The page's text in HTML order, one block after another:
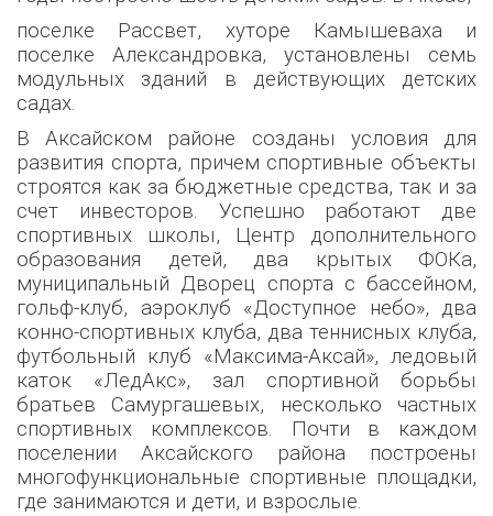
поселке Рассвет, хуторе Камышеваха и
поселке Александровка, установлены семь
модульных зданий в действующих детских
садах.
В Аксайском районе созданы условия для
развития спорта, причем спортивные объекты
строятся как за бюджетные средства, так и за
счет инвесторов. Успешно работают две
спортивных школы, Центр дополнительного
образования детей, два крытых ФОКа,
муниципальный Дворец спорта с бассейном,
гольф-клуб, аэроклуб «Доступное небо», два
конно-спортивных клуба, два теннисных клуба,
футбольный клуб «Максима-Аксай», ледовый
каток «ЛедАкс», зал спортивной борьбы
братьев Самургашевых, несколько частных
спортивных комплексов. Почти в каждом
поселении Аксайского района построены
многофункциональные спортивные площадки,
где занимаются и дети, и взрослые.